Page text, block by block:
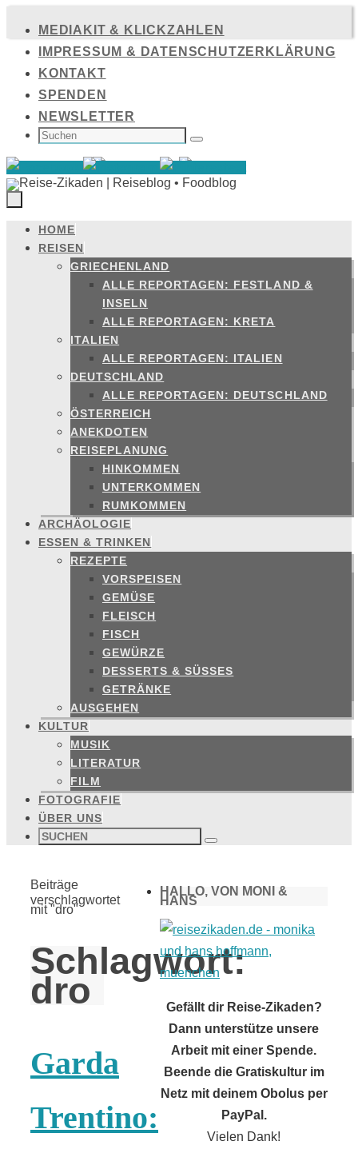
Inhalt
springen
MEDIAKIT & KLICKZAHLEN
IMPRESSUM & DATENSCHUTZERKLÄRUNG
KONTAKT
SPENDEN
NEWSLETTER
SUCHEN
NACH: Suchen
Zum
Inhalt
springen
HOME
REISEN
GRIECHENLAND
ALLE REPORTAGEN: FESTLAND &
INSELN
ALLE REPORTAGEN: KRETA
ITALIEN
ALLE REPORTAGEN: ITALIEN
DEUTSCHLAND
ALLE REPORTAGEN: DEUTSCHLAND
ÖSTERREICH
ANEKDOTEN
REISEPLANUNG
HINKOMMEN
UNTERKOMMEN
RUMKOMMEN
ARCHÄOLOGIE
ESSEN & TRINKEN
REZEPTE
VORSPEISEN
GEMÜSE
FLEISCH
FISCH
GEWÜRZE
DESSERTS & SÜSSES
GETRÄNKE
AUSGEHEN
KULTUR
MUSIK
LITERATUR
FILM
FOTOGRAFIE
ÜBER UNS
Suchen
nach: Suchen
Start
Beiträge
verschlagwortet
mit "dro"
Schlagwort:
dro
Garda
Trentino:
HALLO, VON MONI &
HANS
Gefällt dir Reise-Zikaden?
Dann unterstütze unsere
Arbeit mit einer Spende.
Beende die Gratiskultur im
Netz mit deinem Obolus per
PayPal.
Vielen Dank!